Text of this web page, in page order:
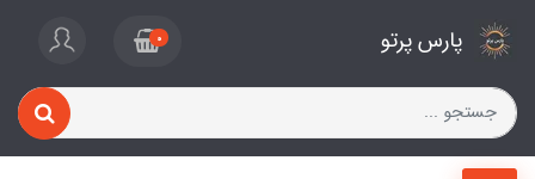
پارس پرتو 0